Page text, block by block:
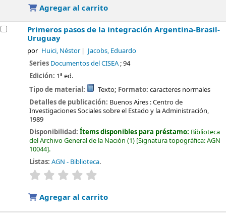
Agregar al carrito
Primeros pasos de la integración Argentina-Brasil-
Uruguay
por Huici, Néstor Jacobs, Eduardo
Series Documentos del CISEA; 94
Edición: 1ª ed.
Tipo de material:
Texto; Formato: caracteres normales
Detalles de publicación: Buenos Aires :Centro de
Investigaciones Sociales sobre el Estado y la Administración,
1989
Disponibilidad:Ítems disponibles para préstamo: Biblioteca
del Archivo General de la Nación (1) Signatura topográfica:AGN
10044 .
Listas: AGN - Biblioteca.
valoración
Agregar al carrito